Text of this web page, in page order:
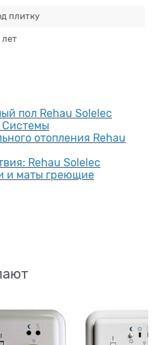
плитку
лет
пол Rehau Solelec
Системы
отопления Rehau
Rehau Solelec
и маты греющие